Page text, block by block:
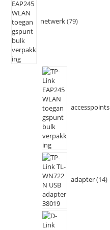
netwerk 79
accesspoints
adapter 14